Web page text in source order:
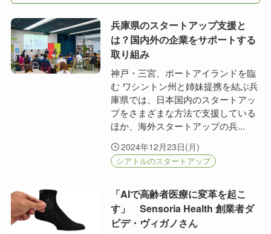
兵庫県のスタートアップ支援と
は？国内外の企業をサポートする
取り組み
神戸・三宮、ポートアイランドを臨
む ワシントン州と姉妹提携を結ぶ兵
庫県では、日本国内のスタートアッ
プをさまざまな方法で支援している
ほか、海外スタートアップの兵...
2024年12月23日(月)
シアトルのスタートアップ
「AIで高齢者医療に変革を起こ
す」 Sensoria Health 創業者ダ
ビデ・ヴィガノさん